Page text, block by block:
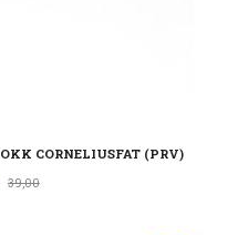
CORNELIUSFAT (PRV)
39,00Rabatt